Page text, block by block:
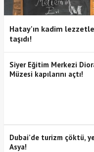
Hatay'ın kadim
taşıdı!
Siyer Eğitim Merkezi
Müzesi kapılarını açtı!
Dubai’de turizm çöktü,
Asya!